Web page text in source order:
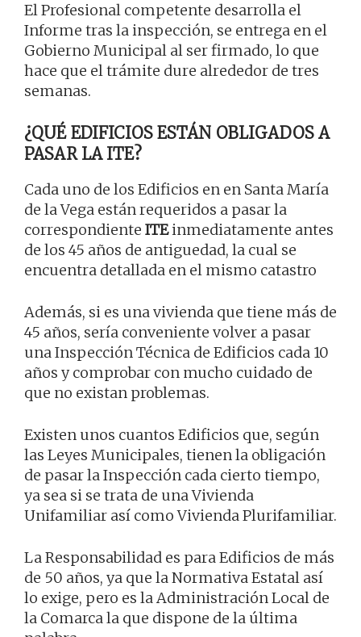
El Profesional competente desarrolla el
Informe tras la inspección, se entrega en el
Gobierno Municipal al ser firmado, lo que
hace que el trámite dure alrededor de tres
semanas.
¿QUÉ EDIFICIOS ESTÁN OBLIGADOS A
PASAR LA ITE?
Cada uno de los Edificios en en Santa María
de la Vega están requeridos a pasar la
correspondiente ITEinmediatamente antes
de los 45 años de antiguedad, la cual se
encuentra detallada en el mismo catastro
Además, si es una vivienda que tiene más de
45 años, sería conveniente volver a pasar
una Inspección Técnica de Edificios cada 10
años y comprobar con mucho cuidado de
que no existan problemas.
Existen unos cuantos Edificios que, según
las Leyes Municipales, tienen la obligación
de pasar la Inspección cada cierto tiempo,
ya sea si se trata de una Vivienda
Unifamiliar así como Vivienda Plurifamiliar.
La Responsabilidad es para Edificios de más
de 50 años, ya que la Normativa Estatal así
lo exige, pero es la Administración Local de
la Comarca la que dispone de la última